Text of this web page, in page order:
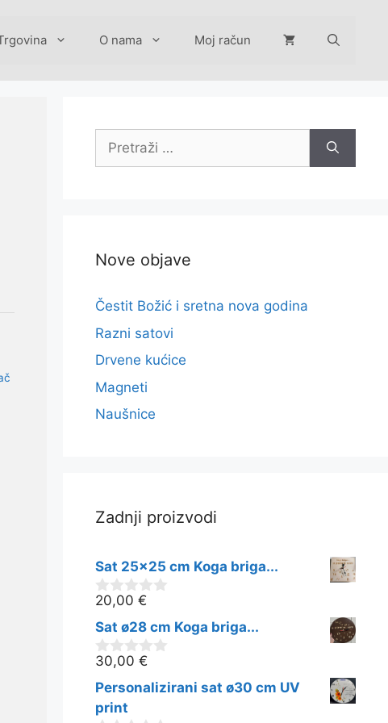
O nama Moj račun
Pretraži:
Nove objave
Čestit Božić i sretna nova godina
Razni satovi
Drvene kućice
Magneti
Naušnice
Zadnji proizvodi
Sat 25x25 cm Koga briga...
0
o
d
5
20,00 €
Sat ø28 cm Koga briga...
0
o
d
5
30,00 €
Personalizirani sat ø30 cm UV
print